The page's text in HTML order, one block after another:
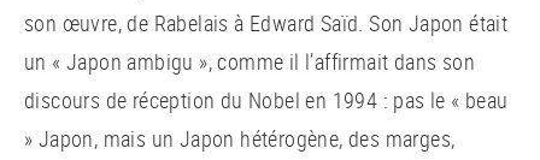
son œuvre, de Rabelais à Edward Saïd. Son Japon était
un « Japon ambigu », comme il l’affirmait dans son
discours de réception du Nobel en 1994 : pas le « beau
» Japon, mais un Japon hétérogène, des marges,